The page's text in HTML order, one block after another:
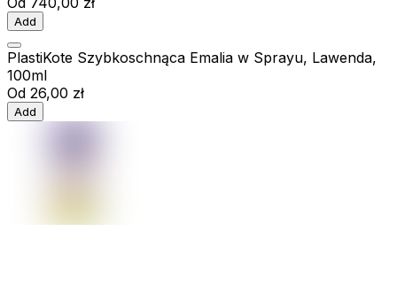
Add
PlastiKote Szybkoschnąca Emalia w Sprayu, Lawenda,
100ml
Od 26,00 zł
Add